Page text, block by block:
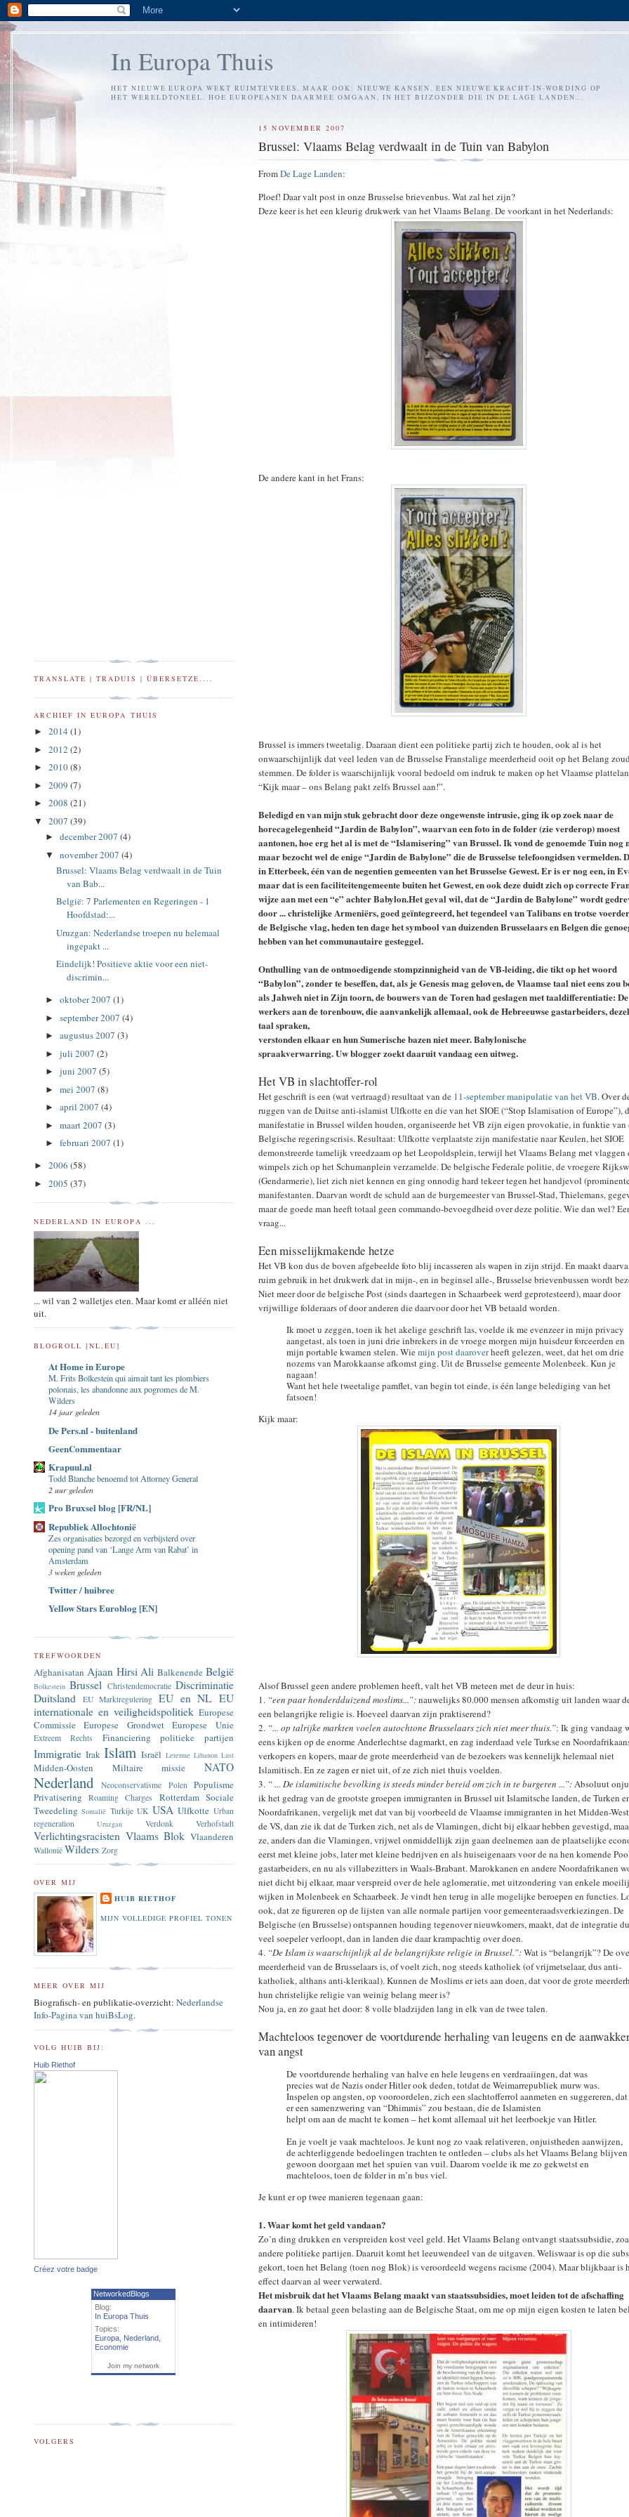
In Europa Thuis
HET NIEUWE EUROPA WEKT RUIMTEVREES. MAAR OOK: NIEUWE KANSEN. EEN NIEUWE KRACHT-IN-WORDING OP
HET WERELDTONEEL. HOE EUROPEANEN DAARMEE OMGAAN, IN HET BIJZONDER DIE IN DE LAGE LANDEN...
15 NOVEMBER 2007
Brussel: Vlaams Belag verdwaalt in de Tuin van Babylon
FromDe Lage Landen:
Ploef! Daar valt post in onze Brusselse brievenbus. Wat zal het zijn?
Deze keer is het een kleurig drukwerk van het Vlaams Belang. De voorkant in het Nederlands:
De andere kant in het Frans:
Brussel is immers tweetalig. Daaraan dient een politieke partij zich te houden, ook al is het
onwaarschijnlijk dat veel leden van de Brusselse Franstalige meerderheid ooit op het Belang
stemmen. De folder is waarschijnlijk vooral bedoeld om indruk te maken op het Vlaamse
“Kijk maar – ons Belang pakt zelfs Brussel aan!”.
Beledigd en van mijn stuk gebracht door deze ongewenste intrusie, ging ik op zoek naar de
horecagelegenheid “Jardin de Babylon”, waarvan een foto in de folder (zie verderop) moest
aantonen, hoe erg het al is met de “Islamisering” van Brussel. Ik vond de genoemde Tuin nog
maar bezocht wel de enige “Jardin de Babylone” die de Brusselse telefoongidsen vermelden.
in Etterbeek, één van de negentien gemeenten van het Brusselse Gewest. Er is er nog een, in
maar dat is een faciliteitengemeente buiten het Gewest, en ook deze duidt zich op correcte
wijze aan met een “e” achter Babylon.Het geval wil, dat de “Jardin de Babylone” wordt
door ... christelijke Armeniërs, goed geïntegreerd, het tegendeel van Talibans en trotse
de Belgische vlag, heden ten dage het symbool van duizenden Brusselaars en Belgen die
hebben van het communautaire gesteggel.
Onthulling van de ontmoedigende stompzinnigheid van de VB-leiding, die tikt op het woord
“Babylon”, zonder te beseffen, dat, als je Genesis mag geloven, de Vlaamse taal niet eens zou
als Jahweh niet in Zijn toorn, de bouwers van de Toren had geslagen met taaldifferentiatie: De
werkers aan de torenbouw, die aanvankelijk allemaal, ook de Hebreeuwse gastarbeiders,
taal spraken,
verstonden elkaar en hun Sumerische bazen niet meer. Babylonische
spraakverwarring. Uw blogger zoekt daaruit vandaag een uitweg.
Het VB in slachtoffer-rol
Het geschrift is een (wat vertraagd) resultaat van de 11-september manipulatie van het VB. Over
ruggen van de Duitse anti-islamist Ulfkotte en die van het SIOE (“Stop Islamisation of Europe”),
manifestatie in Brussel wilden houden, organiseerde het VB zijn eigen provokatie, in funktie van
Belgische regeringscrisis. Resultaat: Ulfkotte verplaatste zijn manifestatie naar Keulen, het SIOE
demonstreerde tamelijk vreedzaam op het Leopoldsplein, terwijl het Vlaams Belang met vlaggen
wimpels zich op het Schumanplein verzamelde. De belgische Federale politie, de vroegere
(Gendarmerie), liet zich niet kennen en ging onnodig hard tekeer tegen het handjevol
manifestanten. Daarvan wordt de schuld aan de burgemeester van Brussel-Stad, Thielemans,
maar de goede man heeft totaal geen commando-bevoegdheid over deze politie. Wie dan wel?
vraag...
Een misselijkmakende hetze
Het VB kon dus de boven afgebeelde foto blij incasseren als wapen in zijn strijd. En maakt
ruim gebruik in het drukwerk dat in mijn-, en in beginsel alle-, Brusselse brievenbussen wordt
Niet meer door de belgische Post (sinds daartegen in Schaarbeek werd geprotesteerd), maar door
vrijwillige folderaars of door anderen die daarvoor door het VB betaald worden.
Ik moet u zeggen, toen ik het akelige geschrift las, voelde ik me evenzeer in mijn privacy
aangetast, als toen in juni drie inbrekers in de vroege morgen mijn huisdeur forceerden en
mijn portable kwamen stelen. Wiemijn post daaroverheeft gelezen, weet, dat het om drie
nozems van Marokkaanse afkomst ging. Uit de Brusselse gemeente Molenbeek. Kun je
nagaan!
Want het hele tweetalige pamflet, van begin tot einde, is één lange belediging van het
fatsoen!
Kijk maar:
Alsof Brussel geen andere problemen heeft, valt het VB meteen met de deur in huis:
1. “een paar honderdduizend moslims...”:nauwelijks 80.000 mensen afkomstig uit landen waar
een belangrijke religie is. Hoeveel daarvan zijn praktiserend?
2. “... op talrijke markten voelen autochtone Brusselaars zich niet meer thuis.”: Ik ging vandaag
eens kijken op de enorme Anderlechtse dagmarkt, en zag inderdaad vele Turkse en
verkopers en kopers, maar de grote meerderheid van de bezoekers was kennelijk helemaal niet
Islamitisch. En ze zagen er niet uit, of ze zich niet thuis voelden.
3. “ ... De islamitische bevolking is steeds minder bereid om zich in te burgeren ...”: Absoluut
ik het gedrag van de grootste groepen immigranten in Brussel uit Islamitsche landen, de Turken
Noordafrikanen, vergelijk met dat van bij voorbeeld de Vlaamse immigranten in het Midden-
de VS, dan zie ik dat de Turken zich, net als de Vlamingen, dicht bij elkaar hebben gevestigd,
ze, anders dan die Vlamingen, vrijwel onmiddellijk zijn gaan deelnemen aan de plaatselijke
eerst met kleine jobs, later met kleine bedrijven en als huiseigenaars voor de na hen komende
gastarbeiders, en nu als villabezitters in Waals-Brabant. Marokkanen en andere Noordafrikanen
niet dicht bij elkaar, maar verspreid over de hele aglomeratie, met uitzondering van enkele
wijken in Molenbeek en Schaarbeek. Je vindt hen terug in alle mogelijke beroepen en functies.
ook, dat ze figureren op de lijsten van alle normale partijen voor gemeenteraadsverkiezingen. De
Belgische (en Brusselse) ontspannen houding tegenover nieuwkomers, maakt, dat de integratie
veel soepeler verloopt, dan in landen die daar krampachtig over doen.
4. “De Islam is waarschijnlijk al de belangrijkste religie in Brussel.”:Wat is “belangrijk”? De
meerderheid van de Brusselaars is, of voelt zich, nog steeds katholiek (of vrijmetselaar, dus anti-
katholiek, althans anti-klerikaal). Kunnen de Moslims er iets aan doen, dat voor de grote
hun christelijke religie van weinig belang meer is?
Nou ja, en zo gaat het door: 8 volle bladzijden lang in elk van de twee talen.
Machteloos tegenover de voortdurende herhaling van leugens en de
van angst
De voortdurende herhaling van halve en hele leugens en verdraaiingen, dat was
precies wat de Nazis onder Hitler ook deden, totdat de Weimarrepubliek murw was.
Inspelen op angsten, op vooroordelen, zich een slachtofferrol aanmeten en suggereren, dat
er een samenzwering van “Dhimmis” zou bestaan, die de Islamisten
helpt om aan de macht te komen – het komt allemaal uit het leerboekje van Hitler.
En je voelt je vaak machteloos. Je kunt nog zo vaak relativeren, onjuistheden aanwijzen,
de achterliggende bedoelingen trachten te ontleden – clubs als het Vlaams Belang blijven
gewoon doorgaan met het spuien van vuil. Daarom voelde ik me zo gekwetst en
machteloos, toen de folder in m’n bus viel.
Je kunt er op twee manieren tegenaan gaan:
1. Waar komt het geld vandaan?
Zo’n ding drukken en verspreiden kost veel geld. Het Vlaams Belang ontvangt staatssubsidie,
andere politieke partijen. Daaruit komt het leeuwendeel van de uitgaven. Weliswaar is op die
gekort, toen het Belang (toen nog Blok) is veroordeeld wegens racisme (2004). Maar blijkbaar is
effect daarvan al weer verwaterd.
Het misbruik dat het Vlaams Belang maakt van staatssubsidies, moet leiden tot de afschaffing
daarvan. Ik betaal geen belasting aan de Belgische Staat, om me op mijn eigen kosten te laten
en intimideren!
TRANSLATE | TRADUIS | ÜBERSETZE....
ARCHIEF IN EUROPA THUIS
► 2014 (1)
► 2012 (2)
► 2010(8)
► 2009 (7)
► 2008 (21)
▼ 2007 (39)
► december 2007 (4)
▼ november 2007 (4)
Brussel: Vlaams Belag verdwaalt in de Tuin
van Bab...
België: 7 Parlementen en Regeringen - 1
Hoofdstad:...
Uruzgan: Nederlandse troepen nu helemaal
ingepakt ...
Eindelijk! Positieve aktie voor een niet-
discrimin...
► oktober 2007 (1)
► september 2007 (4)
► augustus 2007 (3)
► juli 2007 (2)
► juni 2007 (5)
► mei 2007 (8)
► april 2007 (4)
► maart 2007 (3)
► februari 2007 (1)
► 2006 (58)
► 2005 (37)
NEDERLAND IN EUROPA ...
... wil van 2 walletjes eten. Maar komt er alléén niet
uit.
BLOGROLL [NL,EU]
At Home in Europe
M. Frits Bolkestein qui aimait tant les plombiers
polonais, les abandonne aux pogromes de M.
Wilders
14 jaar geleden
De Pers.nl - buitenland
GeenCommentaar
Krapuul.nl
Todd Blanche benoemd tot Attorney General
2 uur geleden
Pro Bruxsel blog [FR/NL]
Republiek Allochtonië
Zes organisaties bezorgd en verbijsterd over
opening pand van ‘Lange Arm van Rabat’ in
Amsterdam
3 weken geleden
Twitter / huibree
Yellow Stars Euroblog [EN]
TREFWOORDEN
Afghanisatan Ajaan Hirsi Ali Balkenende België
Bolkestein Brussel Christendemocratie Discriminatie
Duitsland
EU Marktregulering EU en NL EU
internationale en veiligheidspolitiek Europese
Commissie
Europese Grondwet Europese Unie
Extreem Rechts Financiering politieke partijen
Immigratie Irak Islam Israël Leterme Libanon Lust
Midden-Oosten Miltaire missie NATO
Nederland Neoconservatisme Polen
Populisme
Privatisering
Roaming Charges Rotterdam Sociale
Tweedeling Somalië Turkije UK USA Ulfkotte Urban
regeneration
Uruzgan Verdonk Verhofstadt
Verlichtingsracisten Vlaams Blok Vlaanderen
Wallonië Wilders Zorg
OVER MIJ
HUIB RIETHOF
MIJN VOLLEDIGE PROFIEL TONEN
MEER OVER MIJ
Biografisch- en publikatie-overzicht: Nederlandse
Info-Pagina van huiBsLog.
VOLG HUIB BIJ:
Huib Riethof
Créez votre badge
NetworkedBlogs
Blog:
In Europa Thuis
Topics:
Europa Nederland
Economie
Join my network
VOLGERS